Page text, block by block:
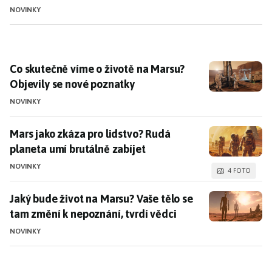
NOVINKY
Co skutečně víme o životě na Marsu? Objevily se
Co skutečně víme o životě na Marsu?
Objevily se nové poznatky
NOVINKY
Mars jako zkáza pro lidstvo? Rudá planeta umí
Mars jako zkáza pro lidstvo? Rudá
planeta umí brutálně zabíjet
NOVINKY 4 FOTO
Jaký bude život na Marsu? Vaše tělo se tam změní k
Jaký bude život na Marsu? Vaše tělo se
tam změní k nepoznání, tvrdí vědci
NOVINKY